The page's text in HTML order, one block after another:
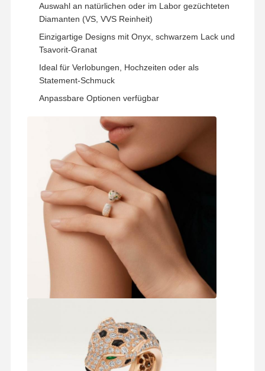
Produkte Videos
Auswahl an natürlichen oder im Labor gezüchteten
Diamanten (VS, VVS Reinheit)
Einzigartige Designs mit Onyx, schwarzem Lack und
Tsavorit-Granat
Ideal für Verlobungen, Hochzeiten oder als
Statement-Schmuck
Anpassbare Optionen verfügbar